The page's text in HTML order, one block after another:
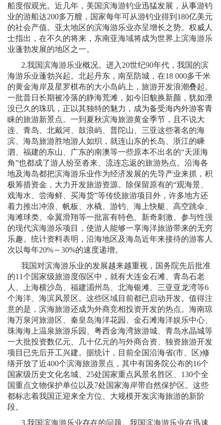
船度假观光。近几年，美国滨海游钓业迅猛发展，从事游钓
业的游船达200多万艘，国家每年可从游钓业得到 180亿美元
的社会产值。亚太地区的滨海游乐业亦呈增长之势。权威人
士指出，在不久的将来，东南亚海域将成为世界上滨海游乐
业蓬勃发展的地区之一。
2.我国滨海游乐业概况。进入 20世纪90年代，我国的滨
海游乐业蓬勃兴起。北起丹东，南至防城，在18 000多千米
的黄金海岸及星罗棋布的大小岛屿上，旅游开发浪潮叠起。
一批昔日长期被冷落的静海荒滩，如今旧貌换新颜，犹如湮
没已久的珠玑，正以其独特的魅力，成为备受海内外游客青
睐的旅游新景点。一到夏秋滨海旅游黄金季节，且不说大
连、青岛、北戴河、鼓浪屿、普陀山、三亚这些著名的海
滨、海岛旅游胜地游人如织，就连山东的长岛、浙江的嵊
泗、福建的东山、广东的南澳等一些原本不出名的“天涯海
角”也都成了游人纷至沓来、流连忘返的旅游热点。沿海各
地及海岛都把滨海游乐业作为经济发展的先导产业来抓，积
极筹措资金，大力开发旅游资源。除保留原有的“观海景、
戏海水、尝海鲜、买海货”等传统旅游项目外，许多地方还
着力推出冲浪、帆板、水橇、游钓、海上快艇、高空跳伞、
海滩球类、伞翼滑翔等一批富有特色、新奇刺激、参与性强
的现代滨海游乐项目，使游人能够一享海洋旅游带来的无穷
乐趣。统计资料表明，沿海地区及海岛近年来接待的游客人
次以每年20%～30%的速度递增。
我国对滨海游乐业的发展越来越重视，国务院先后批准
的11个国家级旅游度假区中，就有大连金石滩、青岛石老
人、上海横沙岛、福建湄州岛、北海银滩、三亚亚龙湾等6
个海洋、海滨风景区。这些区域目前都已启动开发。值得注
意的是，滨海旅游还成为外商竞相投资开发的热点。海南琼
海万泉河旅游区、秦皇岛海洋花园、金石滩海洋娱乐中心、
珠海海上温泉旅游乐园、粤西金海湾旅游城、青岛水晶城等
一大批投资数亿元、几十亿元的与外商合资、独资旅游开发
项目已先后开工兴建。据统计，目前全国沿海省(市、区)修
缮开放了近400个滨海旅游景点，其中有国务院公布的16个
国家级历史文化名城、 25处国家重点风景名胜区、 130个全
国重点文物保护单位以及 7处国家海岸带自然保护区。这些
都标志着我国正迎来全方位、大规模开发滨海旅游的新阶
段。
3.我国滨海游乐业存在的问题。我国滨海游乐业在迅速